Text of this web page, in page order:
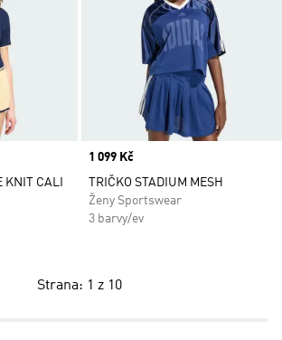
KNIT CALI
Price
1 099 Kč
TRIČKO STADIUM MESH
Ženy Sportswear
3 barvy/ev
Strana: 1 z 10